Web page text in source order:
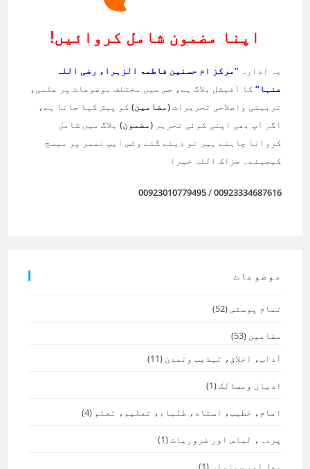
اپنا مضمون شامل کروائیں!
یہ ادارہ’’مرکز ام حسنین فاطمۃ الزہراء رضی اللہ
عنہا‘‘ کا آفیشل بلاگ ہے، جس میں مختلف موضوعات پر علمی،
تربیتی واصلاحی تحریرات(مضامین) کو پیش کیا جاتا ہے،
اگر آپ بھی اپنی کوئی تحریر(مضمون) بلاگ میں شامل
کروانا چاہتے ہیں تو دیئے گئے وٹس ایپ نمبر پر میسج
کیجیئے۔ جزاک اللہ خیرا
00923334687616
/
00923010779495
موضوعات
تمام پوسٹس(52)
مضامین (53)
آداب، اخلاق، تہذیب وتمدن (11)
ادیان ومسالک(1)
امام، خطیب، استاد، طلباء، تعلیم، تعلم (4)
پردہ، لباس اور ضروریات(1)
پھل اور سبزیاں (1)